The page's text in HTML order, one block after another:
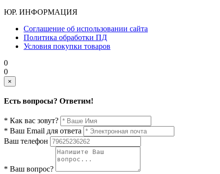
ЮР. ИНФОРМАЦИЯ
Соглашение об использовании сайта
Политика обработки ПД
Условия покупки товаров
0
0
×
Есть вопросы? Ответим!
* Как вас зовут?
* Ваш Email для ответа
Ваш телефон
* Ваш вопрос?